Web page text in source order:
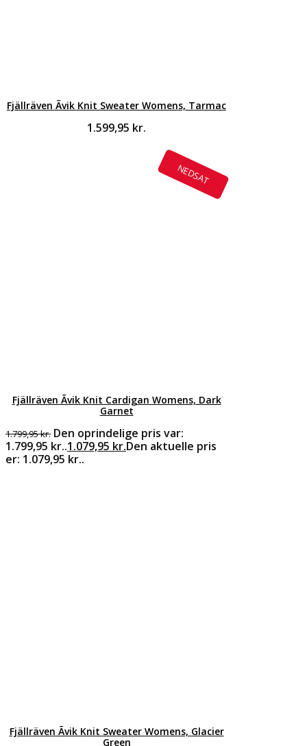
Fjällräven Ãvik Knit Sweater Womens, Tarmac
1.599,95 kr.
NEDSAT
Fjällräven Ãvik Knit Cardigan Womens, Dark
Garnet
1.799,95kr. Den oprindelige pris var:
1.799,95 kr..1.079,95 kr.Den aktuelle pris
er: 1.079,95 kr..
Fjällräven Ãvik Knit Sweater Womens, Glacier
Green